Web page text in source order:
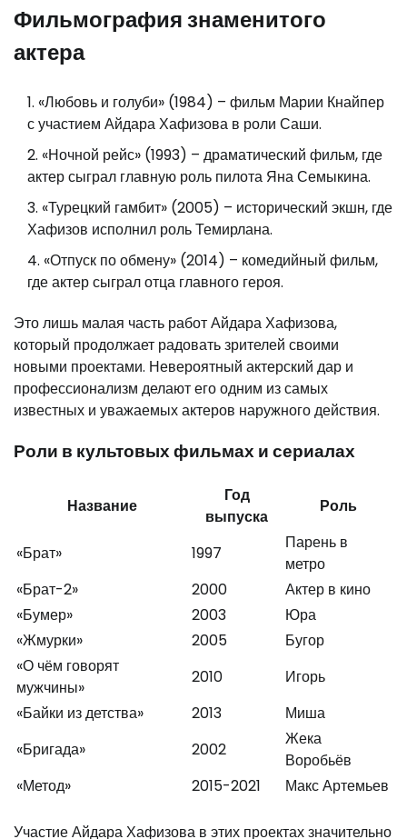
Фильмография знаменитого
актера
«Любовь и голуби» (1984) – фильм Марии Кнайпер
с участием Айдара Хафизова в роли Саши.
«Ночной рейс» (1993) – драматический фильм, где
актер сыграл главную роль пилота Яна Семыкина.
«Турецкий гамбит» (2005) – исторический экшн, где
Хафизов исполнил роль Темирлана.
«Отпуск по обмену» (2014) – комедийный фильм,
где актер сыграл отца главного героя.
Это лишь малая часть работ Айдара Хафизова,
который продолжает радовать зрителей своими
новыми проектами. Невероятный актерский дар и
профессионализм делают его одним из самых
известных и уважаемых актеров наружного действия.
Роли в культовых фильмах и сериалах
Название
Год
выпуска
Роль
«Брат» 1997
Парень в
метро
«Брат-2»
2000
Актер в кино
«Бумер»
2003
Юра
«Жмурки»
2005
Бугор
«О чём говорят
мужчины»
2010
Игорь
«Байки из детства»
2013
Миша
«Бригада»
2002
Жека
Воробьёв
«Метод»
2015-2021 Макс Артемьев
Участие Айдара Хафизова в этих проектах значительно